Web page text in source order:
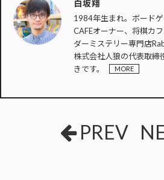
白坂翔
1984年生まれ。ボードゲ
CAFEオーナー、将棋カ
ダーミステリー専門店
株式会社人狼の代表取締
きです。
MORE
PREV